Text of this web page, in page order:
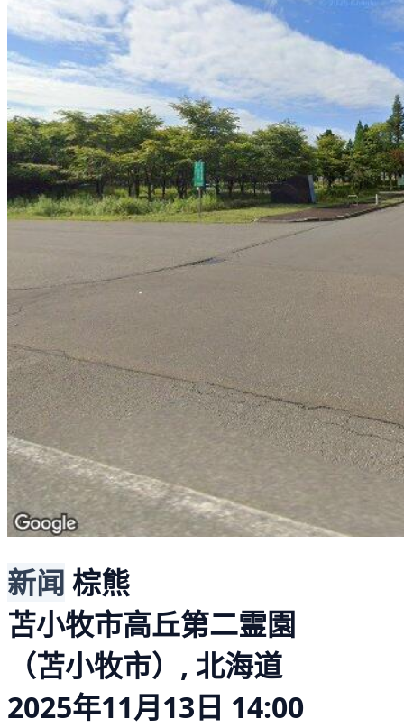
新闻 棕熊
苫小牧市高丘第二霊園
（苫小牧市）, 北海道
2025年11月13日 14:00